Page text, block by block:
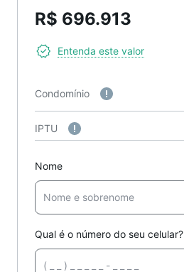
R$ 696.913
Entenda este valor
Condomínio
IPTU
Nome
Qual é o número do seu celular?